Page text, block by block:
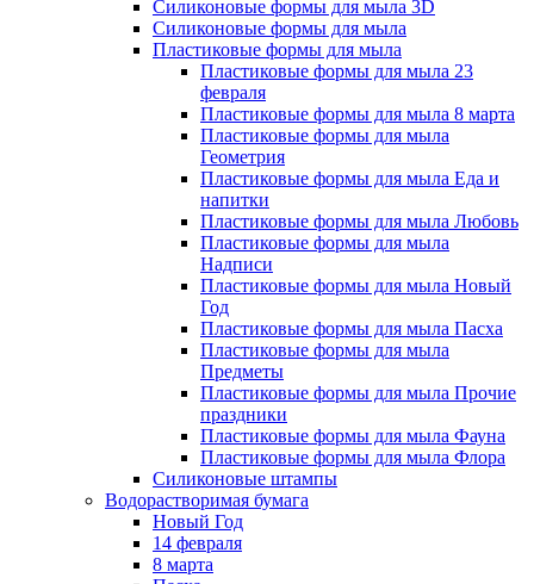
Силиконовые формы для мыла 3D
Силиконовые формы для мыла
Пластиковые формы для мыла
Пластиковые формы для мыла 23
февраля
Пластиковые формы для мыла 8 марта
Пластиковые формы для мыла
Геометрия
Пластиковые формы для мыла Еда и
напитки
Пластиковые формы для мыла Любовь
Пластиковые формы для мыла
Надписи
Пластиковые формы для мыла Новый
Год
Пластиковые формы для мыла Пасха
Пластиковые формы для мыла
Предметы
Пластиковые формы для мыла Прочие
праздники
Пластиковые формы для мыла Фауна
Пластиковые формы для мыла Флора
Силиконовые штампы
Водорастворимая бумага
Новый Год
14 февраля
8 марта